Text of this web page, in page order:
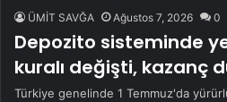
ÜMİT SAVĞA Ağustos 7, 2026 0
Depozito sisteminde
kuralı değişti, kazanç
Türkiye genelinde 1 Temmuz'da